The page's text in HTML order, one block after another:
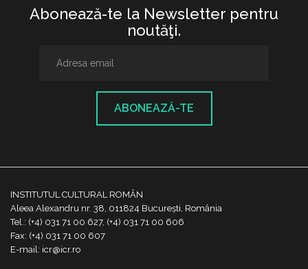
Abonează-te la Newsletter pentru
noutăţi.
ABONEAZĂ-TE
INSTITUTUL CULTURAL ROMÂN
Aleea Alexandru nr. 38, 011824 București, România
Tel.: (+4) 031 71 00 627, (+4) 031 71 00 606
Fax: (+4) 031 71 00 607
E-mail: icr@icr.ro